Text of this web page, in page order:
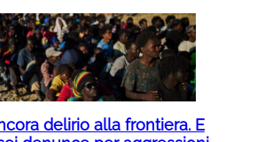
delirio alla frontiera. E